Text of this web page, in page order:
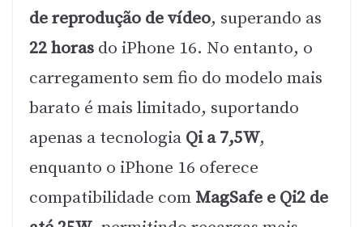
de reprodução de vídeo, superando as
22 horas do iPhone 16. No entanto, o
carregamento sem fio do modelo mais
barato é mais limitado, suportando
apenas a tecnologia Qi a 7,5W,
enquanto o iPhone 16 oferece
compatibilidade com MagSafe e Qi2 de